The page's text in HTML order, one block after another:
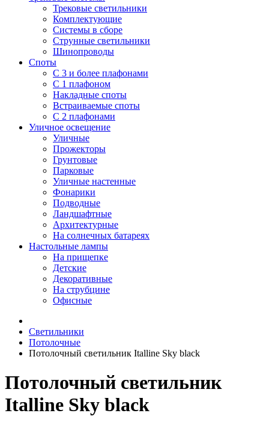
Трековые светильники
Комплектующие
Системы в сборе
Струнные светильники
Шинопроводы
Споты
С 3 и более плафонами
С 1 плафоном
Накладные споты
Встраиваемые споты
С 2 плафонами
Уличное освещение
Уличные
Прожекторы
Грунтовые
Парковые
Уличные настенные
Фонарики
Подводные
Ландшафтные
Архитектурные
На солнечных батареях
Настольные лампы
На прищепке
Детские
Декоративные
На струбцине
Офисные
Светильники
Потолочные
Потолочный светильник Italline Sky black
Потолочный светильник
Italline Sky black